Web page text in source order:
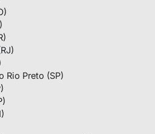
Rio Preto (SP)